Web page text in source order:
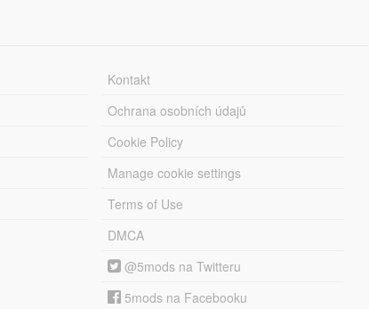
Kontakt
Ochrana osobních údajů
Cookie Policy
Manage cookie settings
Terms of Use
DMCA
@5mods na Twitteru
5mods na Facebooku